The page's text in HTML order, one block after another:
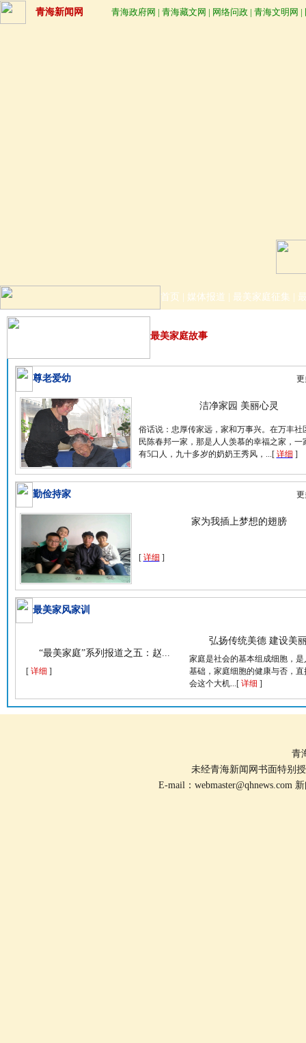
青海新闻网 青海政府网 | 青海藏文网 | 网络问政 | 青海文明网 |
首页 媒体报道 最美家庭征集
最美家庭故事
尊老爱幼
洁净家园 美丽心灵
俗话说：忠厚传家远，家和万事兴。在万丰社
民陈春邦一家，那是人人羡慕的幸福之家，一
有5口人，九十多岁的奶奶王秀风，...[ 详细 ]
勤俭持家
家为我插上梦想的翅膀
[ 详细 ]
最美家风家训
“最美家庭”系列报道之五：赵...
[ 详细 ]
弘扬传统美德 建设美
家庭是社会的基本组成细胞，是
基础，家庭细胞的健康与否，直
会这个大机...[ 详细 ]
青
未经青海新闻网书面特别
E-mail： webmaster@qhnews.com